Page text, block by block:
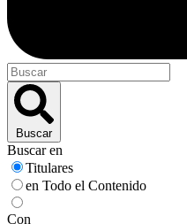
Buscar
Buscar en
Titulares
en Todo el Contenido
Con